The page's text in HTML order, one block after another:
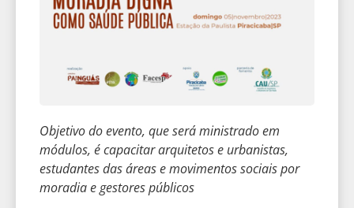
Objetivo do evento, que será ministrado em
módulos, é capacitar arquitetos e urbanistas,
estudantes das áreas e movimentos sociais por
moradia e gestores públicos